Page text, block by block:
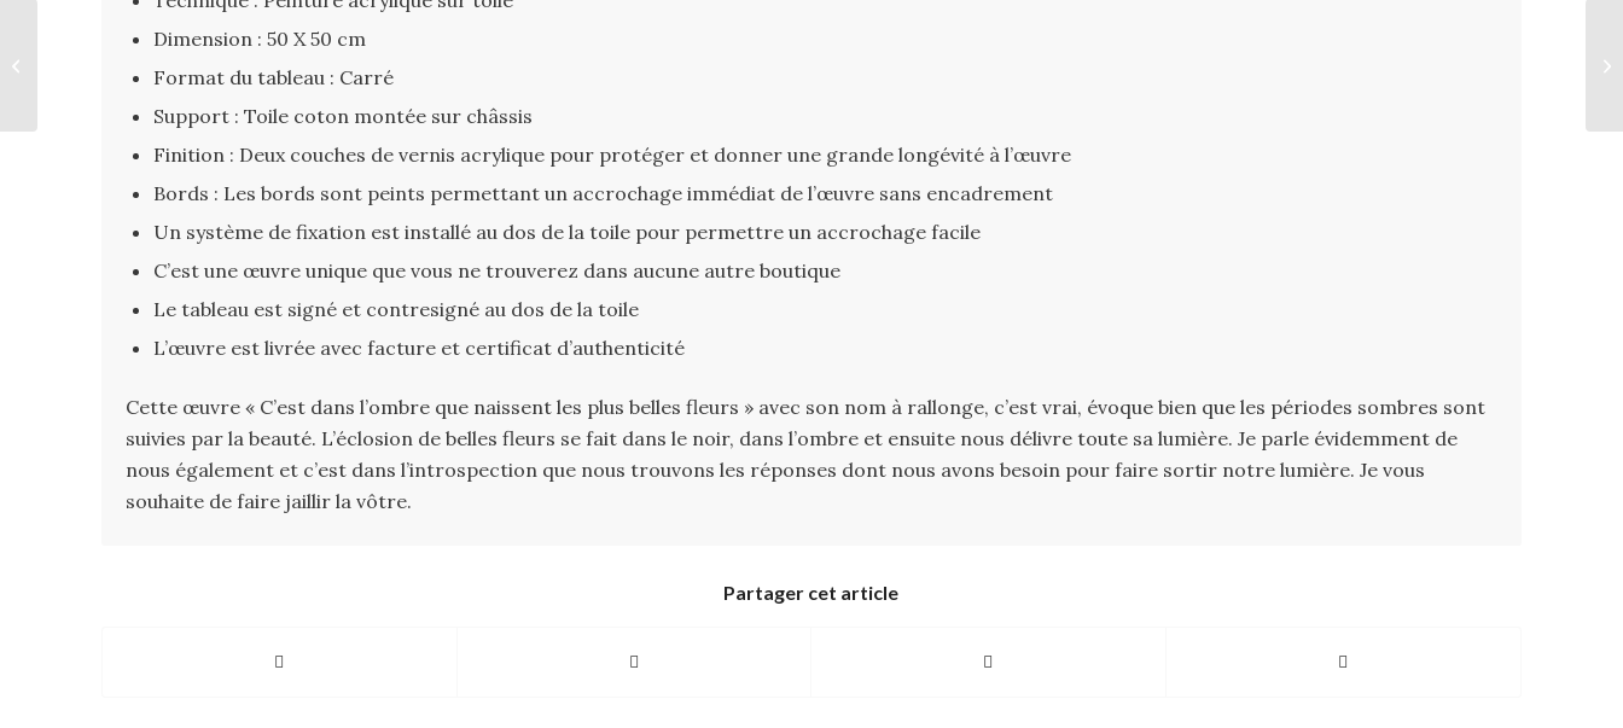
Dimension : 50 X 50 cm
Format du tableau : Carré
Support : Toile coton montée sur châssis
Finition : Deux couches de vernis acrylique pour protéger et donner une grande longévité à l’œuvre
Bords : Les bords sont peints permettant un accrochage immédiat de l’œuvre sans encadrement
Un système de fixation est installé au dos de la toile pour permettre un accrochage facile
C’est une œuvre unique que vous ne trouverez dans aucune autre boutique
Le tableau est signé et contresigné au dos de la toile
L’œuvre est livrée avec facture et certificat d’authenticité
Cette œuvre « C’est dans l’ombre que naissent les plus belles fleurs » avec son nom à rallonge, c’est vrai, évoque bien que les périodes sombres sont
suivies par la beauté. L’éclosion de belles fleurs se fait dans le noir, dans l’ombre et ensuite nous délivre toute sa lumière. Je parle évidemment de
nous également et c’est dans l’introspection que nous trouvons les réponses dont nous avons besoin pour faire sortir notre lumière. Je vous
souhaite de faire jaillir la vôtre.
Partager cet article